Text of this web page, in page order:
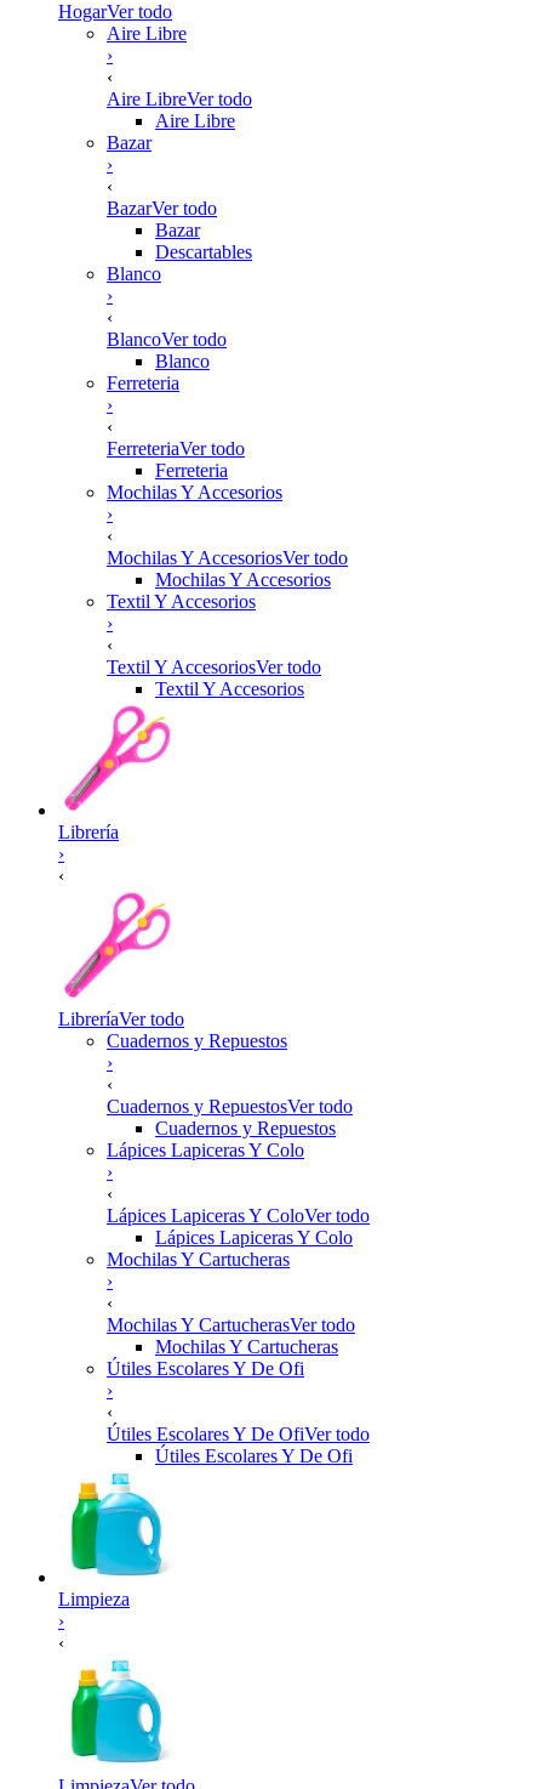
HogarVer todo
Aire Libre
›
‹
Aire LibreVer todo
Aire Libre
Bazar
›
‹
BazarVer todo
Bazar
Descartables
Blanco
›
‹
BlancoVer todo
Blanco
Ferreteria
›
‹
FerreteriaVer todo
Ferreteria
Mochilas Y Accesorios
›
‹
Mochilas Y AccesoriosVer todo
Mochilas Y Accesorios
Textil Y Accesorios
›
‹
Textil Y AccesoriosVer todo
Textil Y Accesorios
Librería
›
‹
LibreríaVer todo
Cuadernos y Repuestos
›
‹
Cuadernos y RepuestosVer todo
Cuadernos y Repuestos
Lápices Lapiceras Y Colo
›
‹
Lápices Lapiceras Y ColoVer todo
Lápices Lapiceras Y Colo
Mochilas Y Cartucheras
›
‹
Mochilas Y CartucherasVer todo
Mochilas Y Cartucheras
Útiles Escolares Y De Ofi
›
‹
Útiles Escolares Y De OfiVer todo
Útiles Escolares Y De Ofi
Limpieza
›
‹